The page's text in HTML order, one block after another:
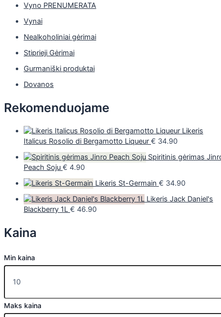
Vyno PRENUMERATA
Vynai
Nealkoholiniai gėrimai
Stiprieji Gėrimai
Gurmaniški produktai
Dovanos
Rekomenduojame
Likeris
Italicus Rosolio di Bergamotto Liqueur € 34.90
Spiritinis gėrimas
Peach Soju € 4.90
Likeris St-Germain € 34.90
Likeris Jack Daniel's
Blackberry 1L € 46.90
Kaina
Min kaina
Maks kaina